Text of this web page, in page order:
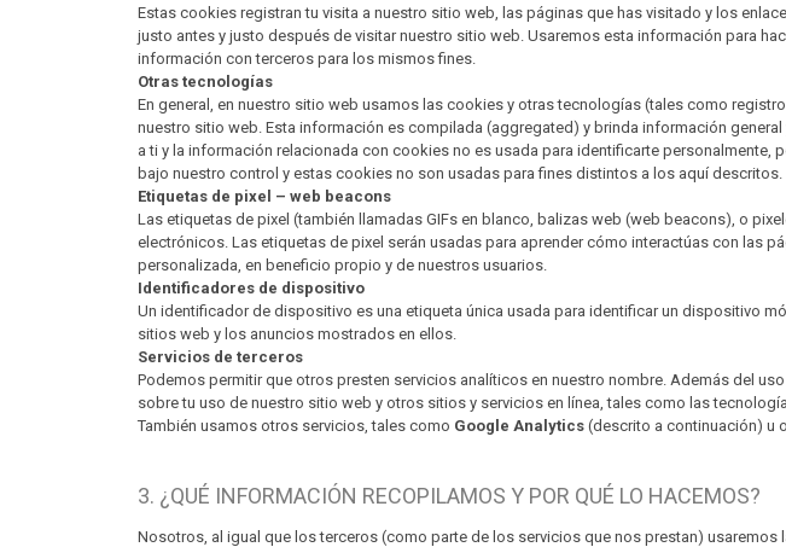
Estas cookies registran tu visita a nuestro sitio web, las páginas que has visitado y los
justo antes y justo después de visitar nuestro sitio web. Usaremos esta información para
información con terceros para los mismos fines.
Otras tecnologías
En general, en nuestro sitio web usamos las cookies y otras tecnologías (tales como
nuestro sitio web. Esta información es compilada (aggregated) y brinda información
a ti y la información relacionada con cookies no es usada para identificarte
bajo nuestro control y estas cookies no son usadas para fines distintos a los aquí descritos.
Etiquetas de pixel – web beacons
Las etiquetas de pixel (también llamadas GIFs en blanco, balizas web (web beacons), o
electrónicos. Las etiquetas de pixel serán usadas para aprender cómo interactúas con las
personalizada, en beneficio propio y de nuestros usuarios.
Identificadores de dispositivo
Un identificador de dispositivo es una etiqueta única usada para identificar un dispositivo
sitios web y los anuncios mostrados en ellos.
Servicios de terceros
Podemos permitir que otros presten servicios analíticos en nuestro nombre. Además del
sobre tu uso de nuestro sitio web y otros sitios y servicios en línea, tales como las
También usamos otros servicios, tales como Google Analytics (descrito a continuación) u
3. ¿QUÉ INFORMACIÓN RECOPILAMOS Y POR QUÉ LO HACEMOS?
Nosotros, al igual que los terceros (como parte de los servicios que nos prestan)